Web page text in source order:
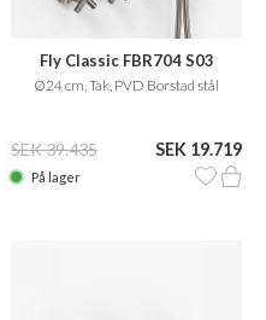
Fly Classic FBR704 S03
Ø24 cm, Tak, PVD Borstad stål
SEK 39.435 SEK 19.719
På lager